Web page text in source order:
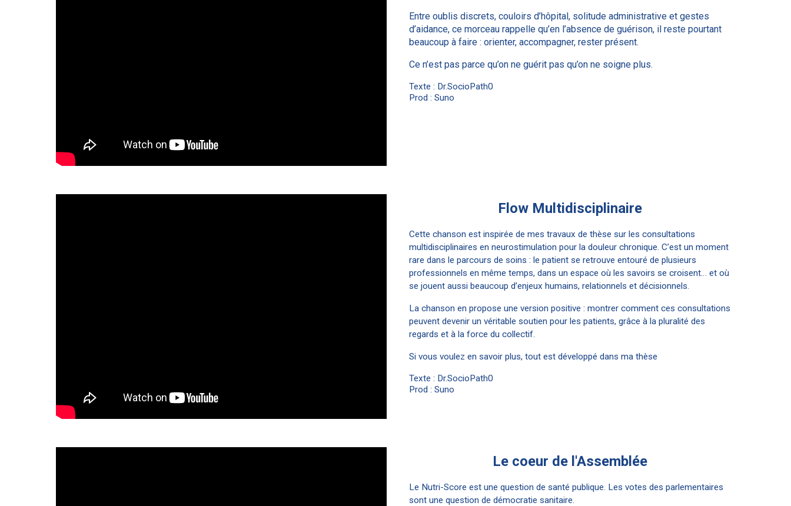
Entre oublis discrets, couloirs d’hôpital, solitude administrative et gestes
d’aidance, ce morceau rappelle qu’en l’absence de guérison, il reste pourtant
beaucoup à faire : orienter, accompagner, rester présent.
Ce n’est pas parce qu’on ne guérit pas qu’on ne soigne plus.
Texte : Dr.SocioPath0
Prod : Suno
Flow Multidisciplinaire
Cette chanson est inspirée de mes travaux de thèse sur les consultations
multidisciplinaires en neurostimulation pour la douleur chronique. C’est un moment
rare dans le parcours de soins : le patient se retrouve entouré de plusieurs
professionnels en même temps, dans un espace où les savoirs se croisent… et où
se jouent aussi beaucoup d’enjeux humains, relationnels et décisionnels.
La chanson en propose une version positive : montrer comment ces consultations
peuvent devenir un véritable soutien pour les patients, grâce à la pluralité des
regards et à la force du collectif.
Si vous voulez en savoir plus, tout est développé dans ma thèse
Texte : Dr.SocioPath0
Prod : Suno
Le coeur de l'Assemblée
Le Nutri-Score est une question de santé publique. Les votes des parlementaires
sont une question de démocratie sanitaire.